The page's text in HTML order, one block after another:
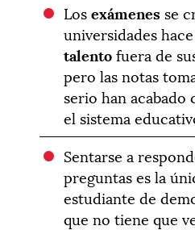
Losexámenes se
universidades
talentofuera de
pero las notas
serio han
el sistema
Sentarse a
preguntas es la
estudiante de
que no tiene que